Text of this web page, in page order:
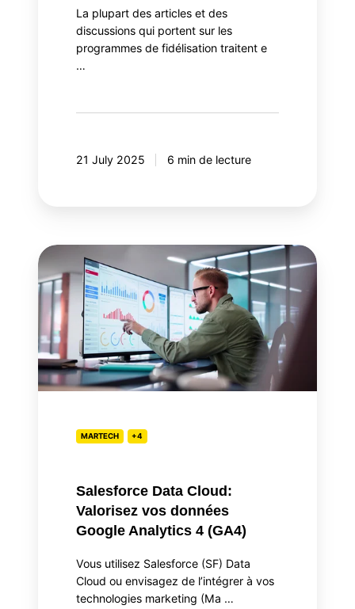
La plupart des articles et des
discussions qui portent sur les
programmes de fidélisation traitent e
…
21 July 2025 6 min de lecture
Salesforce
Data
Cloud:
Valorisez
vos
données
Google
Analytics
MARTECH +4
Salesforce Data Cloud:
Valorisez vos données
Google Analytics 4 (GA4)
Vous utilisez Salesforce (SF) Data
Cloud ou envisagez de l’intégrer à vos
technologies marketing (Ma …